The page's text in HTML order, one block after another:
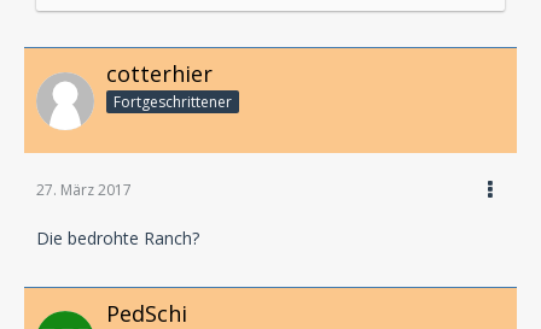
cotterhier
Fortgeschrittener
27. März 2017
Die bedrohte Ranch?
PedSchi